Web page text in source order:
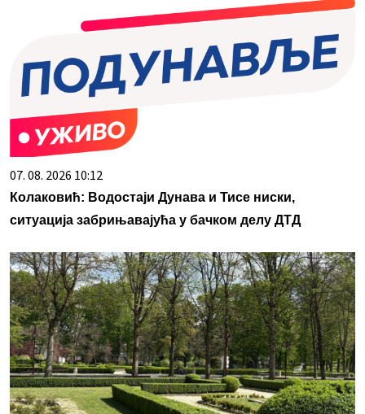
07. 08. 2026 10:12
Колаковић: Водостаји Дунава и Тисе ниски,
ситуација забрињавајућа у бачком делу ДТД